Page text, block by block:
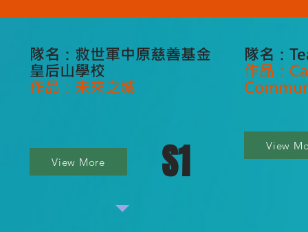
隊名：救世軍中原慈善基金
皇后山學校
作品：未來之城
View More S1
隊名：
作品：
View